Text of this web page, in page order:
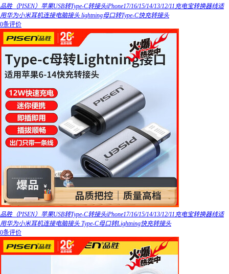
品胜（PISEN）苹果USB转Type-C转接头iPhone17/16/15/14/13/12/11充电宝转换器线适
用华为小米耳机连接电脑接头 lightning母口转Type-C快充转接头
0条评价
品胜（PISEN）苹果USB转Type-C转接头iPhone17/16/15/14/13/12/11充电宝转换器线适
用华为小米耳机连接电脑接头 Type-C母口转Lightning快充转接头
0条评价